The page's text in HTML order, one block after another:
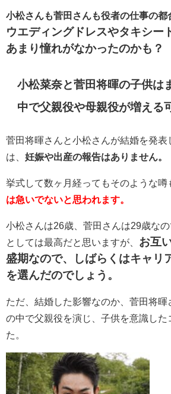
小松さんも菅田さんも役者の仕事の都
ウエディングドレスやタキシー
あまり憧れがなかったのかも？
小松菜奈と菅田将暉の子供は
中で父親役や母親役が増える
菅田将暉さんと小松さんが結婚を発表
は、 妊娠や出産の報告はありません。
挙式して数ヶ月経ってもそのような噂
は急いでないと思われます。
小松さんは26歳、菅田さんは29歳な
としては最高だと思いますが、
お互
盛期なので、しばらくはキャリ
を選んだのでしょう。
ただ、結婚した影響なのか、菅田将暉
の中で父親役を演じ、子供を意識した
た。